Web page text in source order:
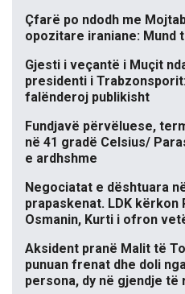
Çfarë po ndodh me
opozitare iraniane: Mund
Gjesti i veçantë i Muçit
presidenti i
falënderoj publikisht
Fundjavë përvëluese,
në 41 gradë Celsius/
e ardhshme
Negociatat e dështuara
prapaskenat. LDK
Osmanin, Kurti i ofron
Aksident pranë Malit të
punuan frenat dhe doli
persona, dy në gjendje të